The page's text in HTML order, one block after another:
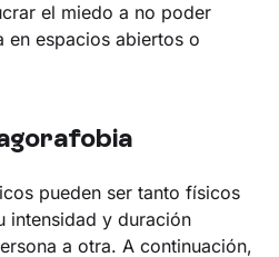
el miedo a no poder
en espacios abiertos o
pueden ser tanto físicos
intensidad y duración
a otra. A continuación,